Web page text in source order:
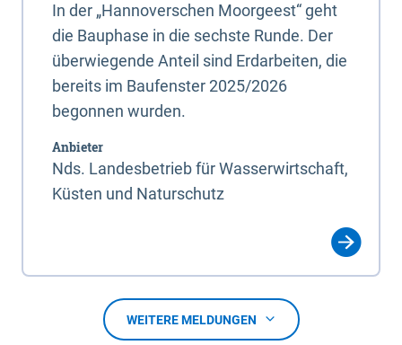
In der „Hannoverschen Moorgeest“ geht
die Bauphase in die sechste Runde. Der
überwiegende Anteil sind Erdarbeiten, die
bereits im Baufenster 2025/2026
begonnen wurden.
Anbieter
Nds. Landesbetrieb für Wasserwirtschaft,
Küsten und Naturschutz
WEITERE MELDUNGEN